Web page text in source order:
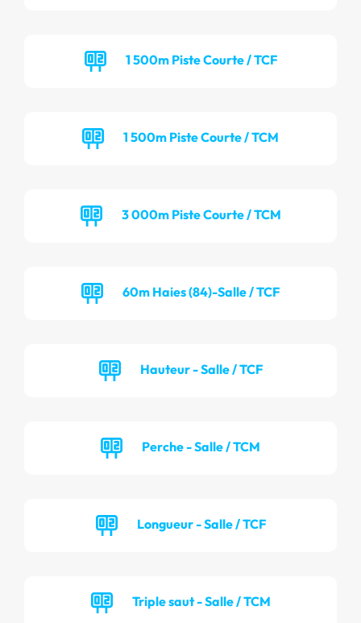
1 500m Piste Courte / TCF
1 500m Piste Courte / TCM
3 000m Piste Courte / TCM
60m Haies (84)-Salle / TCF
Hauteur - Salle / TCF
Perche - Salle / TCM
Longueur - Salle / TCF
Triple saut - Salle / TCM